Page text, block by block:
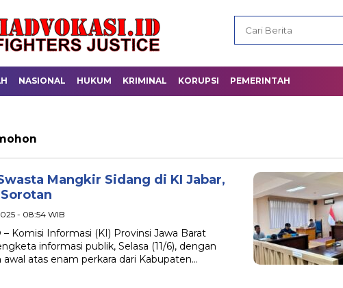
NASIONAL HUKUM KRIMINAL KORUPSI PEMERINTAH
Mangkir Sidang di KI Jabar,
- 08:54 WIB
Komisi Informasi (KI) Provinsi Jawa Barat
informasi publik, Selasa (11/6), dengan
atas enam perkara dari Kabupaten…